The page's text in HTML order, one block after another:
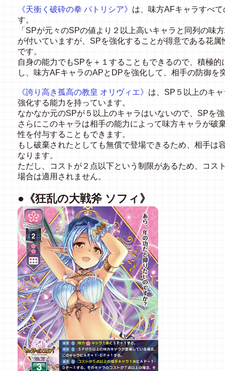
《天衝く破砕の拳 パトリシア》 は、味方AFキャラすべ
す。
「SPが元々のSPの値より２以上高いキャラと同列の味
が付いていますが、SPを強化することが得意である花
です。
自身の能力でもSPを＋１することもできるので、積極
し、味方AFキャラのAPとDPを強化して、相手の防御を
《誇り高き孤高の教皇 オリヴィエ》 は、SP５以上のキ
強化する能力を持っています。
なかなか元のSPが５以上のキャラはいないので、SPを
さらにこのキャラは相手の能力によって味方キャラが破
性を付与することもできます。
もし破棄されたとしても無償で登場できるため、相手は
なります。
ただし、コストが２点以下という制限があるため、コス
場合は適用されません。
●《狂乱の大戦斧 ソフィ 》